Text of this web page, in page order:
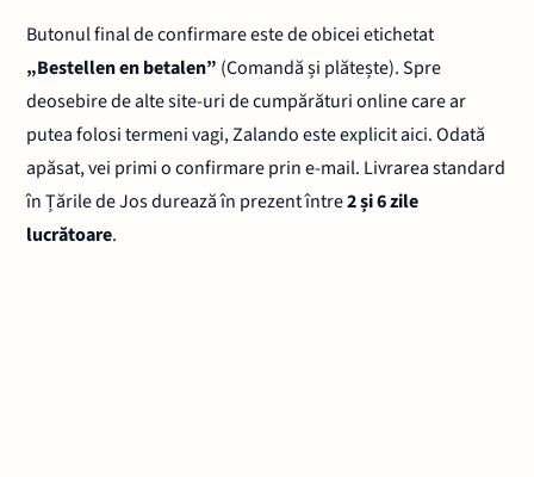
Butonul final de confirmare este de obicei etichetat
„Bestellen en betalen” (Comandă și plătește). Spre
deosebire de alte site-uri de cumpărături online care ar
putea folosi termeni vagi, Zalando este explicit aici. Odată
apăsat, vei primi o confirmare prin e-mail. Livrarea standard
în Țările de Jos durează în prezent între2 și 6 zile
lucrătoare.